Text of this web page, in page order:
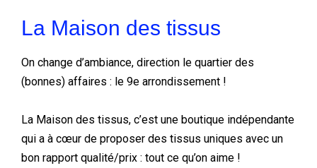
La Maison des tissus
On change d’ambiance, direction le quartier des
(bonnes) affaires : le 9e arrondissement !
La Maison des tissus, c’est une boutique indépendante
qui a à cœur de proposer des tissus uniques avec un
bon rapport qualité/prix : tout ce qu’on aime !